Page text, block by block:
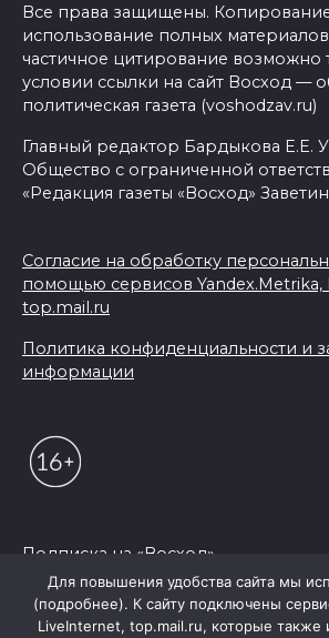
Все права защищены.
использование полных
частичное цитирование возможно
условии ссылки на сайт Восход —
политическая газета (voshodzav.ru)
Главный редактор Бардыкова Е.Е.
Общество с ограниченной
«Редакция газеты «Восход»
Согласие на обработку
помощью сервисов Yandex.Metrika,
top.mail.ru
Политика конфиденциальности и
информации
Подписка на «Восход»
© 2026 Редакция "Восход"
Для повышения удобства сайта мы
(подробнее). К сайту подключены
LiveInternet, top.mail.ru, которые также